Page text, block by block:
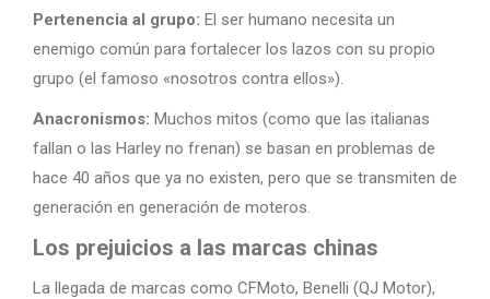
Pertenencia al grupo: El ser humano necesita un
enemigo común para fortalecer los lazos con su propio
grupo (el famoso «nosotros contra ellos»).
Anacronismos: Muchos mitos (como que las italianas
fallan o las Harley no frenan) se basan en problemas de
hace 40 años que ya no existen, pero que se transmiten de
generación en generación de moteros.
Los prejuicios a las marcas chinas
La llegada de marcas como CFMoto, Benelli (QJ Motor),